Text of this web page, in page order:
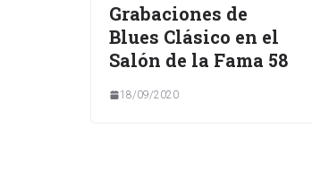
Grabaciones de
Blues Clásico en el
Salón de la Fama 58
18/09/2020